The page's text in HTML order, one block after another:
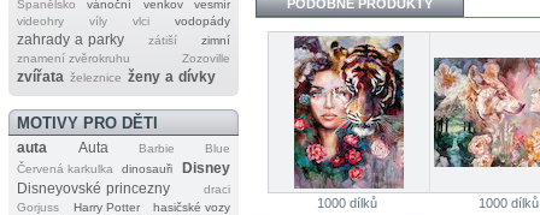
Španělsko
vánoční venkov
vesmír
videohry
víly vlci vodopády
zahrady a parky zátiší
zimní
znamení zvěrokruhu
Zozoville
zvířata železnice ženy a dívky
MOTIVY PRO DĚTI
auta Auta Barbie
Blue
Červená karkulka
dinosauři
Disney
Disneyovské princezny
draci
Gorjuss
Harry Potter
hasičské vozy
PODOBNÉ PRODUKTY
1000 dílků 1000 dílků